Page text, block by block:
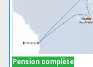
Pension complète